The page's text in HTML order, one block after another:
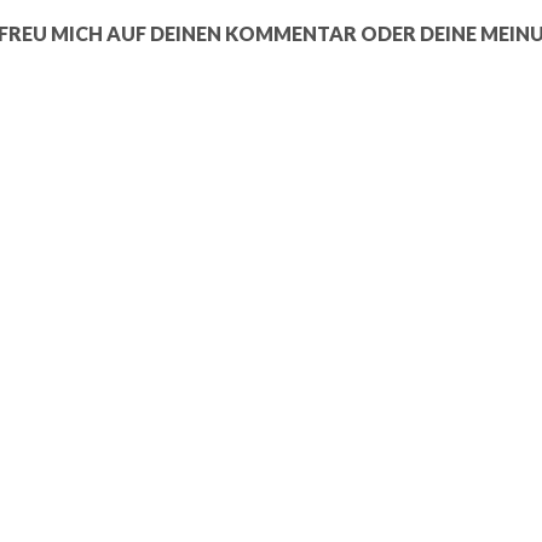
MICH AUF DEINEN KOMMENTAR ODER DEINE